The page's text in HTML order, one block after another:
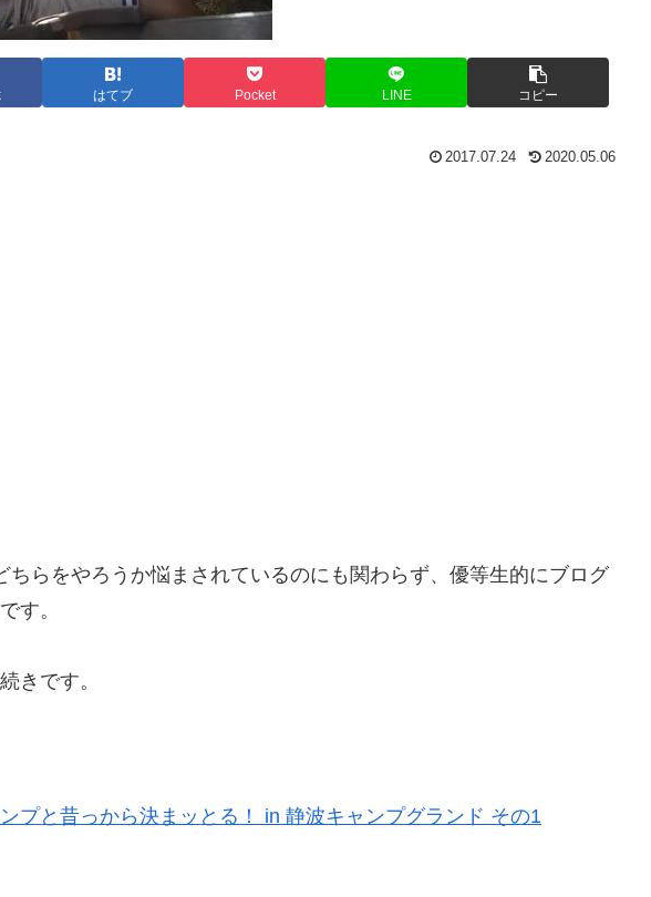
はてブ Pocket LINE コピー
2017.07.24 2020.05.06
ちらをやろうか悩まされているのにも関わらず、優等生的にブログ
す。
きです。
プと昔っから決まッとる！ in 静波キャンプグランド その1